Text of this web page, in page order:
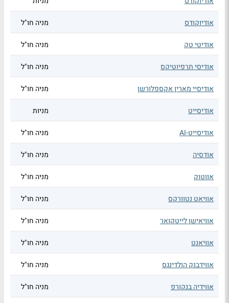
אודיוקודס מניה חו"ל
אודיטי טק מניה חו"ל
אודיסי תרפיוטיקס מניה חו"ל
אודיסיי מארין אקספלורשן מניה חו"ל
אודיסייט מניות
אודיסייט-AI מניה חו"ל
אודסיה מניה חו"ל
אווטוק מניה חו"ל
אוויאט נטוורקס מניה חו"ל
אוויאישן לייטקואר מניה חו"ל
אוויאנט מניה חו"ל
אווידבנק הולדינגס מניה חו"ל
אווידיה בנקורפ מניה חו"ל